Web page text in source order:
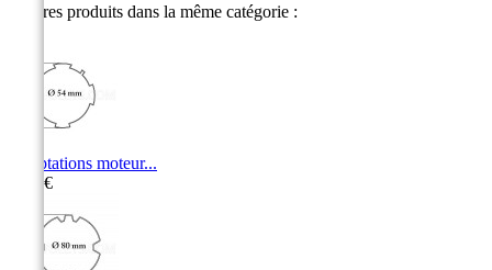
8 autres produits dans la même catégorie :
Adaptations moteur...
5,50 €